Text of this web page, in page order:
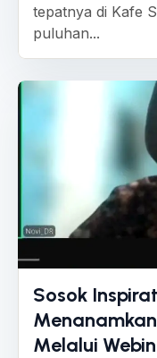
tepatnya di Kafe
puluhan...
Sosok
Melalui